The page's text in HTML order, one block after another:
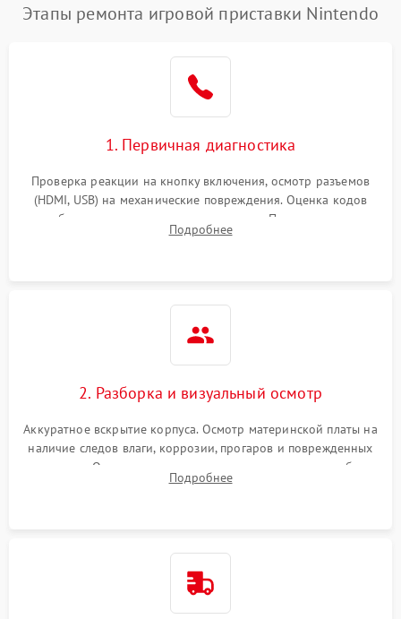
Этапы ремонта игровой приставки Nintendo
1. Первичная диагностика
Проверка реакции на кнопку включения, осмотр разъемов
(HDMI, USB) на механические повреждения. Оценка кодов
ошибок на экране или по индикаторам. Проверка чтения
дисков, работы геймпадов и наличия гарантийных пломб.
Подробнее
2. Разборка и визуальный осмотр
Аккуратное вскрытие корпуса. Осмотр материнской платы на
наличие следов влаги, коррозии, прогаров и поврежденных
элементов. Оценка состояния системы охлаждения, турбины
кулера и степени загрязнения радиатора пылью.
Подробнее